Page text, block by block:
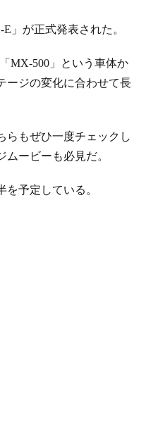
」が正式発表された。
MX-500」という車体か
ージの変化に合わせて長
らもぜひ一度チェックし
ービーも必見だ。
予定している。